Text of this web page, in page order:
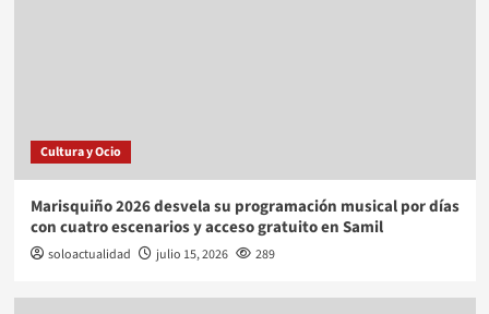
Cultura y Ocio
Marisquiño 2026 desvela su programación musical por días
con cuatro escenarios y acceso gratuito en Samil
soloactualidad julio 15, 2026 289